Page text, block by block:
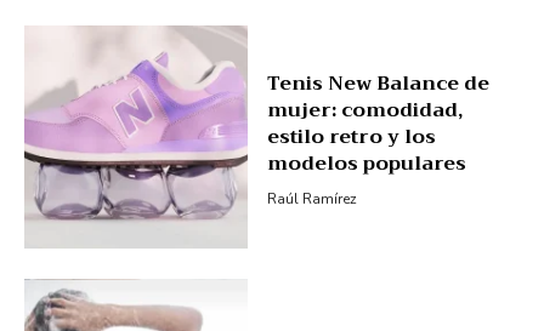
Tenis New Balance de
mujer: comodidad,
estilo retro y los
modelos populares
Raúl Ramírez